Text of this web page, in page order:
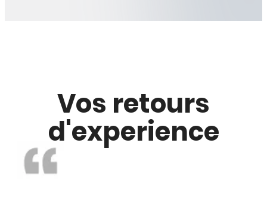
Vos retours
d'experience